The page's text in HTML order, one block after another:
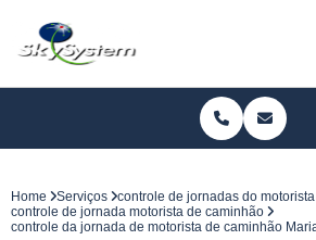
Home Serviços
controle de jornadas do motorista
controle de jornada motorista de caminhão
controle da jornada de motorista de caminhão